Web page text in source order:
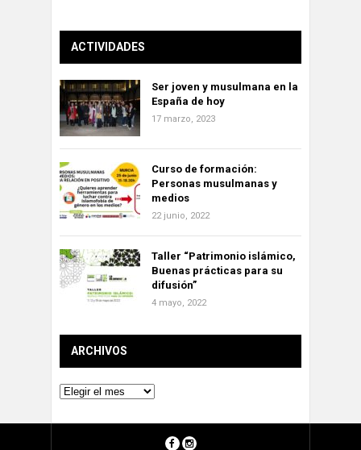
ACTIVIDADES
Ser joven y musulmana en la
España de hoy
17 marzo, 2023
Curso de formación:
Personas musulmanas y
medios
22 junio, 2022
Taller “Patrimonio islámico,
Buenas prácticas para su
difusión”
4 mayo, 2022
ARCHIVOS
Archivos